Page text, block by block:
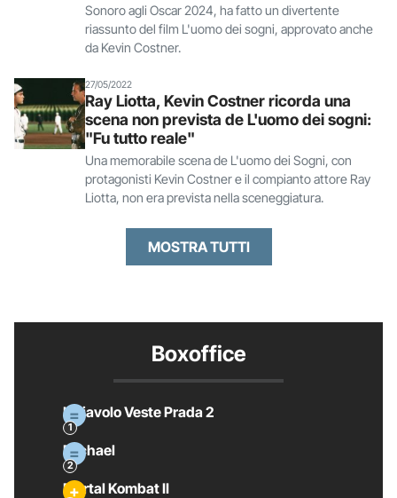
Sonoro agli Oscar 2024, ha fatto un divertente
riassunto del film L'uomo dei sogni, approvato anche
da Kevin Costner.
27/05/2022
Ray Liotta, Kevin Costner ricorda una
scena non prevista de L'uomo dei sogni:
"Fu tutto reale"
Una memorabile scena de L'uomo dei Sogni, con
protagonisti Kevin Costner e il compianto attore Ray
Liotta, non era prevista nella sceneggiatura.
MOSTRA TUTTI
Boxoffice
Il Diavolo Veste Prada 2
Michael
Mortal Kombat II